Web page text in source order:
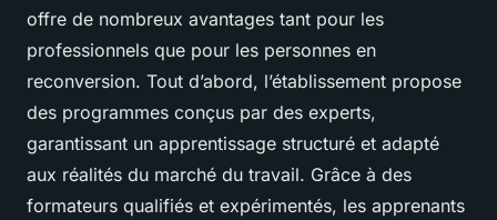
offre de nombreux avantages tant pour les
professionnels que pour les personnes en
reconversion. Tout d’abord, l’établissement propose
des programmes conçus par des experts,
garantissant un apprentissage structuré et adapté
aux réalités du marché du travail. Grâce à des
formateurs qualifiés et expérimentés, les apprenants